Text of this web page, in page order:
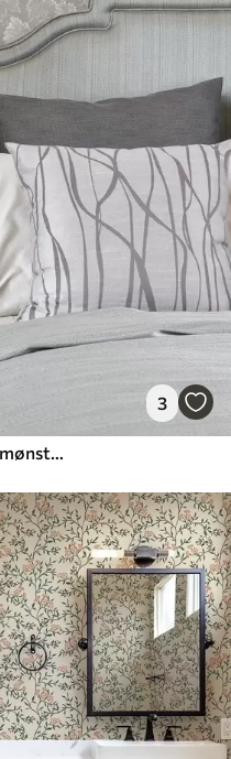
3
Grafiske ahornblade i sølvfarvet mønster på grå baggrund